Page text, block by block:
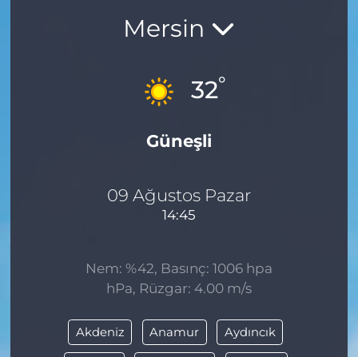
Mersin
32°
Güneşli
09 Ağustos Pazar
14:45
Nem: %42, Basınç: 1006 hpa
hPa, Rüzgar: 4.00 m/s
Akdeniz Anamur Aydıncık